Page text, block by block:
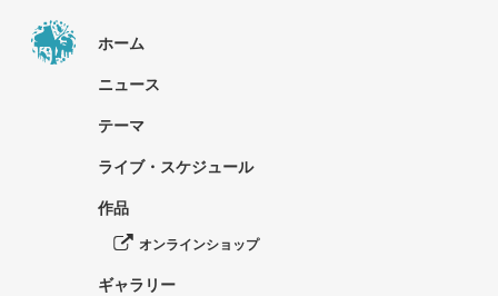
ホーム
ニュース
テーマ
ライブ・スケジュール
作品
オンラインショップ
ギャラリー